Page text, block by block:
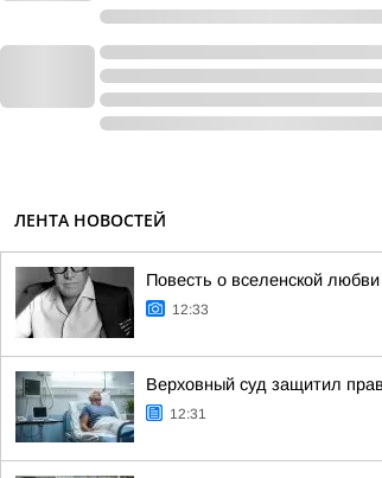
ЛЕНТА НОВОСТЕЙ
Повесть о вселенской любви
12:33
Верховный суд защитил
12:31